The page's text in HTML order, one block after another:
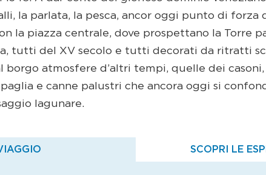
la parlata, la pesca, ancor oggi punto di forza
la piazza centrale, dove prospettano la Torre
tutti del XV secolo e tutti decorati da ritratti
borgo atmosfere d’altri tempi, quelle dei
e canne palustri che ancora oggi si
lagunare.